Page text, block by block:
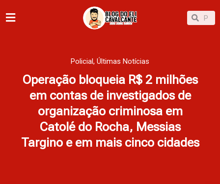
para
Pesquisar
Policial, Últimas Notícias
Operação bloqueia R$ 2 milhões
em contas de investigados de
organização criminosa em
Catolé do Rocha, Messias
Targino e em mais cinco cidades